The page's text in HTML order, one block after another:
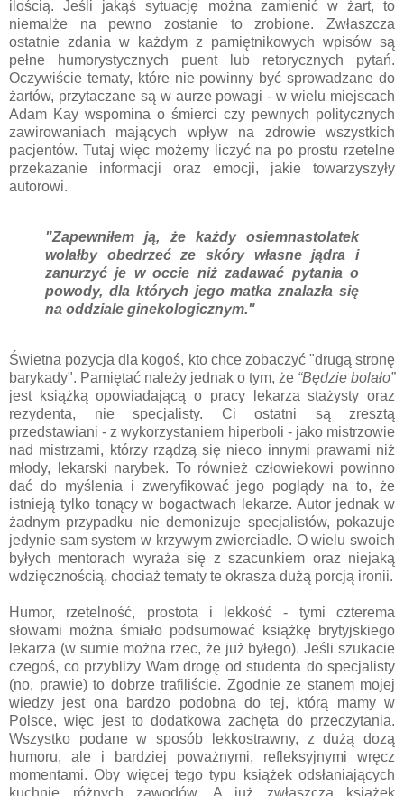
ilością. Jeśli jakąś sytuację można zamienić w żart, to
niemalże na pewno zostanie to zrobione. Zwłaszcza
ostatnie zdania w każdym z pamiętnikowych wpisów są
pełne humorystycznych puent lub retorycznych pytań.
Oczywiście tematy, które nie powinny być sprowadzane do
żartów, przytaczane są w aurze powagi - w wielu miejscach
Adam Kay wspomina o śmierci czy pewnych politycznych
zawirowaniach mających wpływ na zdrowie wszystkich
pacjentów. Tutaj więc możemy liczyć na po prostu rzetelne
przekazanie informacji oraz emocji, jakie towarzyszyły
autorowi.
"Zapewniłem ją, że każdy osiemnastolatek
wolałby obedrzeć ze skóry własne jądra i
zanurzyć je w occie niż zadawać pytania o
powody, dla których jego matka znalazła się
na oddziale ginekologicznym."
Świetna pozycja dla kogoś, kto chce zobaczyć "drugą stronę
barykady". Pamiętać należy jednak o tym, że “Będzie bolało”
jest książką opowiadającą o pracy lekarza stażysty oraz
rezydenta, nie specjalisty. Ci ostatni są zresztą
przedstawiani - z wykorzystaniem hiperboli - jako mistrzowie
nad mistrzami, którzy rządzą się nieco innymi prawami niż
młody, lekarski narybek. To również człowiekowi powinno
dać do myślenia i zweryfikować jego poglądy na to, że
istnieją tylko tonący w bogactwach lekarze. Autor jednak w
żadnym przypadku nie demonizuje specjalistów, pokazuje
jedynie sam system w krzywym zwierciadle. O wielu swoich
byłych mentorach wyraża się z szacunkiem oraz niejaką
wdzięcznością, chociaż tematy te okrasza dużą porcją ironii.
Humor, rzetelność, prostota i lekkość - tymi czterema
słowami można śmiało podsumować książkę brytyjskiego
lekarza (w sumie można rzec, że już byłego). Jeśli szukacie
czegoś, co przybliży Wam drogę od studenta do specjalisty
(no, prawie) to dobrze trafiliście. Zgodnie ze stanem mojej
wiedzy jest ona bardzo podobna do tej, którą mamy w
Polsce, więc jest to dodatkowa zachęta do przeczytania.
Wszystko podane w sposób lekkostrawny, z dużą dozą
humoru, ale i bardziej poważnymi, refleksyjnymi wręcz
momentami. Oby więcej tego typu książek odsłaniających
kuchnie różnych zawodów. A już zwłaszcza książek